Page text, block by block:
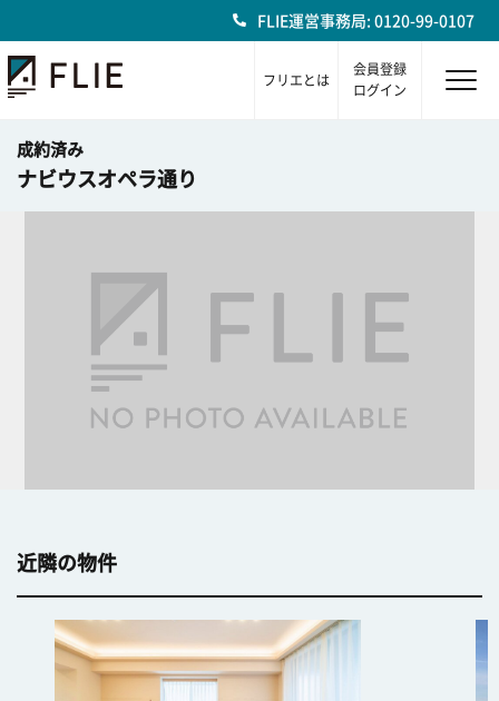
FLIE運営事務局: 0120-99-0107
フリエとは
会員登録
ログイン
成約済み
ナビウスオペラ通り
近隣の物件